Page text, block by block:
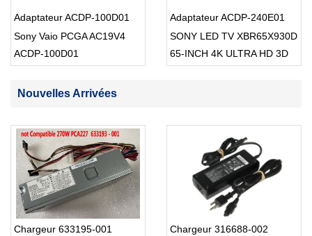
Adaptateur ACDP-100D01
Sony Vaio PCGA AC19V4
ACDP-100D01
Adaptateur ACDP-240E01
SONY LED TV XBR65X930D
65-INCH 4K ULTRA HD 3D
Nouvelles Arrivées
Chargeur 633195-001
Chargeur 316688-002